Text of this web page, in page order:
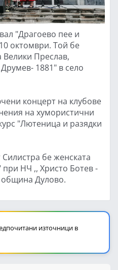
"Драгоево пее и
октомври. Той бе
Преслав,
1881" в село
концерт на клубове
на хумористични
"Лютеница и разядки
бе женската
при НЧ ,, Христо Ботев -
община Дулово.
източници в